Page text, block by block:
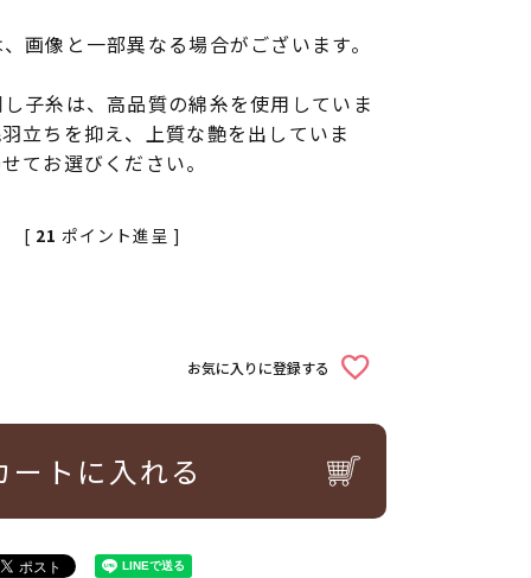
画像と一部異なる場合がございます。
子糸は、高品質の綿糸を使用していま
立ちを抑え、上質な艶を出していま
てお選びください。
[ 21 ポイント進呈 ]
お気に入りに登録する
ートに入れる